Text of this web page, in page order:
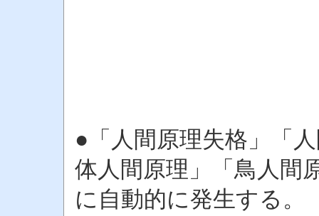
●「人間原理失格」「
体人間原理」「鳥人間
に自動的に発生する。